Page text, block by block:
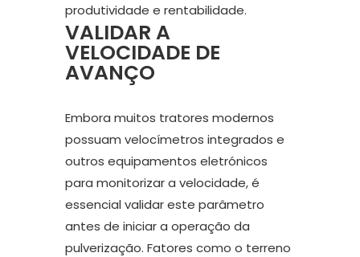
produtividade e rentabilidade.
VALIDAR A
VELOCIDADE DE
AVANÇO
Embora muitos tratores modernos
possuam velocímetros integrados e
outros equipamentos eletrónicos
para monitorizar a velocidade, é
essencial validar este parâmetro
antes de iniciar a operação da
pulverização. Fatores como o terreno